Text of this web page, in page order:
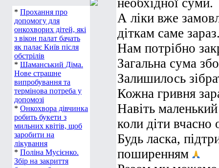
* Прохання про
допомогу для
онкохворих дітей, які
з вікон палат бачать
як палає Київ після
обстрілів
* Шаманський Діма.
Нове страшне
випробування та
термінова потреба у
допомозі
* Онкохвора дівчинка
робить букети з
мильних квітів, щоб
заробити на
лікування
* Поліна Мусієнко.
Збір на закриття
необхідної суми.
А ліки вже
діткам саме
Нам потрібно
Загальна сума
Залишилось
Кожна гривня
Навіть
коли діти вчасно
Будь ласка,
поширенням